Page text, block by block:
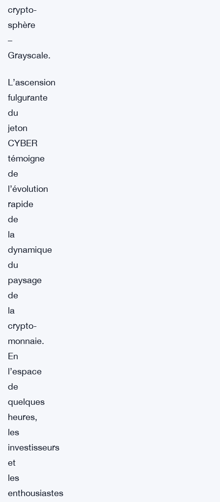
crypto-
sphère
–
Grayscale.
L’ascension
fulgurante
du
jeton
CYBER
témoigne
de
l’évolution
rapide
de
la
dynamique
du
paysage
de
la
crypto-
monnaie.
En
l’espace
de
quelques
heures,
les
investisseurs
et
les
enthousiastes